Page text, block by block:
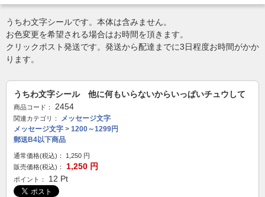
うちわ文字シールです。本体は含みません。
お色変更を希望される場合はお時間を頂きます。
クリックポスト発送です。発送から配達までに3日程度お時間がかか
ります。
うちわ文字シール 他に何もいらないからいっぱいチュウして
商品コード： 2454
関連カテゴリ：
メッセージ文字
メッセージ文字 > 1200～1299円
郵送B4以下商品
通常価格(税込)： 1,250 円
販売価格(税込)：
1,250 円
ポイント： 12 Pt